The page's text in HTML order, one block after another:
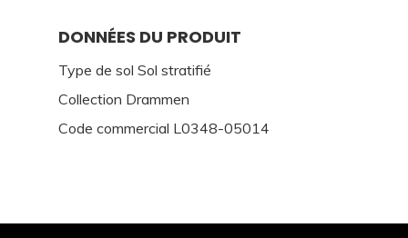
DONNÉES DU PRODUIT
Type de sol Sol stratifié
Collection Drammen
Code commercial L0348-05014